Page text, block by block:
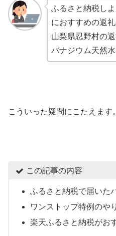
ふるさと納税し
におすすめの返
山梨県忍野村の
バナジウム天然
こういった疑問にこたえます。
この記事の内容
ふるさと納税で届いた
ワンストップ特例のや
楽天ふるさと納税がお